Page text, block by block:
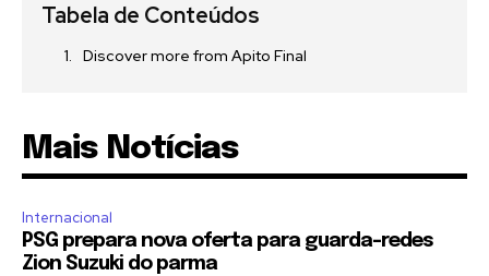
Tabela de Conteúdos
Discover more from Apito Final
Mais Notícias
Internacional
PSG prepara nova oferta para guarda-redes
Zion Suzuki do parma